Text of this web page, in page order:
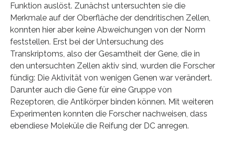
Funktion auslöst. Zunächst untersuchten sie die
Merkmale auf der Oberfläche der dendritischen Zellen,
konnten hier aber keine Abweichungen von der Norm
feststellen. Erst bei der Untersuchung des
Transkriptoms, also der Gesamtheit der Gene, die in
den untersuchten Zellen aktiv sind, wurden die Forscher
fündig: Die Aktivität von wenigen Genen war verändert.
Darunter auch die Gene für eine Gruppe von
Rezeptoren, die Antikörper binden können. Mit weiteren
Experimenten konnten die Forscher nachweisen, dass
ebendiese Moleküle die Reifung der DC anregen.